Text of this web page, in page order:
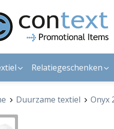
Relatiegeschenken
Duurzame textiel Onyx